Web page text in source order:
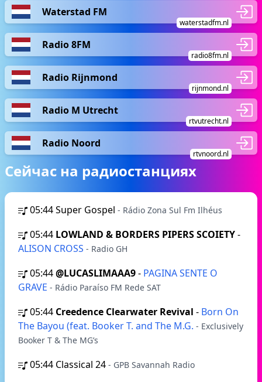
Waterstad FM
waterstadfm.nl
Radio 8FM
radio8fm.nl
Radio Rijnmond
rijnmond.nl
Radio M Utrecht
rtvutrecht.nl
Radio Noord
rtvnoord.nl
Сейчас на радиостанциях
05:44Super Gospel - Rádio Zona Sul Fm Ilhéus
05:44 LOWLAND & BORDERS PIPERS SCOIETY-
ALISON CROSS - Radio GH
05:44@LUCASLIMAAA9- PAGINA SENTE O
GRAVE - Rádio Paraíso FM Rede SAT
05:44 Creedence Clearwater Revival - Born On
The Bayou (feat. Booker T. and The M.G. - Exclusively
Booker T & The MG’s
05:44 Classical 24 - GPB Savannah Radio